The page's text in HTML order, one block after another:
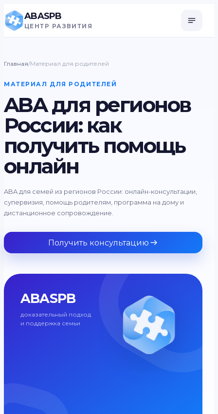
ABASPB
ЦЕНТР РАЗВИТИЯ
Главная/Материал для родителей
МАТЕРИАЛ ДЛЯ РОДИТЕЛЕЙ
ABA для регионов
России: как
получить помощь
онлайн
ABA для семей из регионов России: онлайн-консультации,
супервизия, помощь родителям, программа на дому и
дистанционное сопровождение.
Получить консультацию
ABASPB
доказательный подход
и поддержка семьи